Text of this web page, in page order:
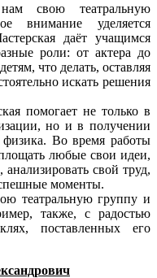
свою театральную
внимание уделяется
даёт учащимся
роли: от актера до
что делать, оставляя
искать решения
помогает не только в
но и в получении
физика. Во время работы
любые свои идеи,
свой труд,
моменты.
театральную группу и
также, с радостью
поставленных его